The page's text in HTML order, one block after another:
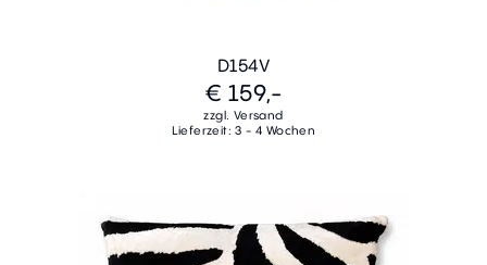
D154V
€ 159,-
zzgl. Versand
Lieferzeit: 3 - 4 Wochen